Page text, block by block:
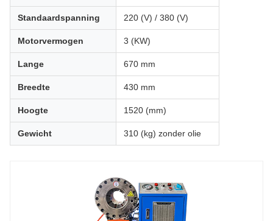
Standaardspanning 220 (V) / 380 (V)
Motorvermogen 3 (KW)
Lange 670 mm
Breedte 430 mm
Hoogte 1520 (mm)
Gewicht 310 (kg) zonder olie